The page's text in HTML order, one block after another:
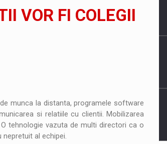
familie si afaceri
VOR FI COLEGII
munca la distanta, programele software
si relatiile cu clientii. Mobilizarea
tehnologie vazuta de multi directori ca o
al echipei.